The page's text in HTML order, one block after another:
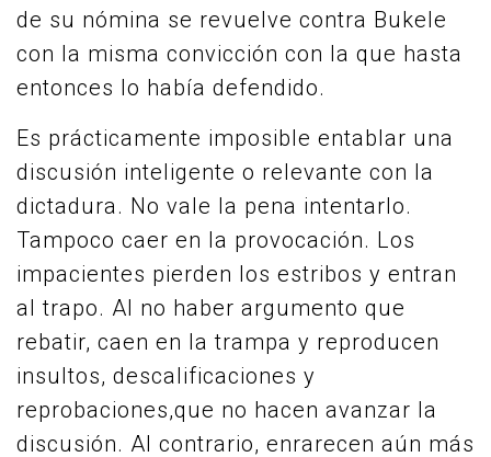
de su nómina se revuelve contra Bukele
con la misma convicción con la que hasta
entonces lo había defendido.
Es prácticamente imposible entablar una
discusión inteligente o relevante con la
dictadura. No vale la pena intentarlo.
Tampoco caer en la provocación. Los
impacientes pierden los estribos y entran
al trapo. Al no haber argumento que
rebatir, caen en la trampa y reproducen
insultos, descalificaciones y
reprobaciones,que no hacen avanzar la
discusión. Al contrario, enrarecen aún más